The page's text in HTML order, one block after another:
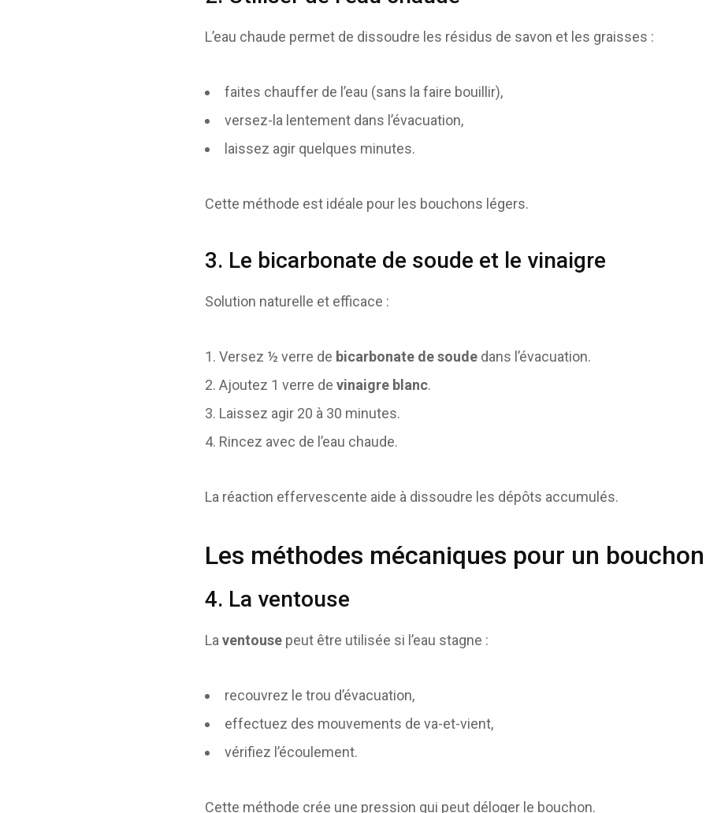
L’eau chaude permet de dissoudre les résidus de savon et les graisses :
faites chauffer de l’eau (sans la faire bouillir),
versez-la lentement dans l’évacuation,
laissez agir quelques minutes.
Cette méthode est idéale pour les bouchons légers.
3. Le bicarbonate de soude et le vinaigre
Solution naturelle et efficace :
Versez ½ verre de bicarbonate de soude dans l’évacuation.
Ajoutez 1 verre devinaigre blanc.
Laissez agir 20 à 30 minutes.
Rincez avec de l’eau chaude.
La réaction effervescente aide à dissoudre les dépôts accumulés.
Les méthodes mécaniques pour un
4. La ventouse
Laventouse peut être utilisée si l’eau stagne :
recouvrez le trou d’évacuation,
effectuez des mouvements de va-et-vient,
vérifiez l’écoulement.
Cette méthode crée une pression qui peut déloger le bouchon.